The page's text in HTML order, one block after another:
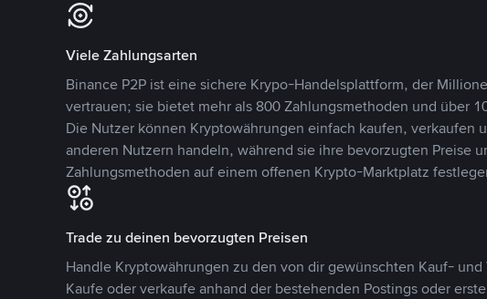
Viele Zahlungsarten
Binance P2P ist eine sichere Krypo-Handelsplattform, der
vertrauen; sie bietet mehr als 800 Zahlungsmethoden und über
Die Nutzer können Kryptowährungen einfach kaufen, verkaufen
anderen Nutzern handeln, während sie ihre bevorzugten Preise
Zahlungsmethoden auf einem offenen Krypto-Marktplatz
Trade zu deinen bevorzugten Preisen
Handle Kryptowährungen zu den von dir gewünschten Kauf- und
Kaufe oder verkaufe anhand der bestehenden Postings oder